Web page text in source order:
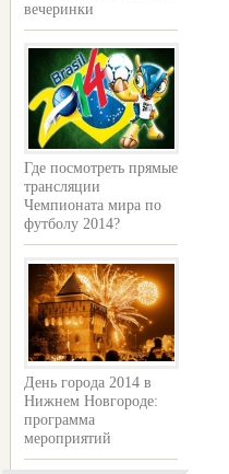
вечеринки
Где посмотреть прямые
трансляции
Чемпионата мира по
футболу 2014?
День города 2014 в
Нижнем Новгороде:
программа
мероприятий